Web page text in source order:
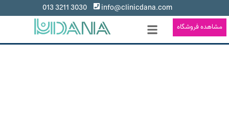
info@clinicdana.com
3030 3211 013
مشاهده فروشگاه